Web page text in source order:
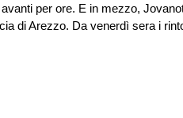
per ore. E in mezzo,
di Arezzo. Da venerdì sera i